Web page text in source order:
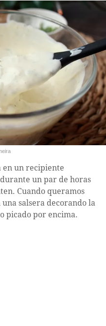
en un recipiente
un par de horas
Cuando queramos
salsera decorando la
picado por encima.